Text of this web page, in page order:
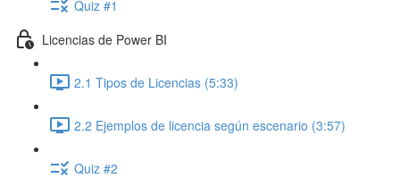
Quiz #1
Licencias de Power BI
2.1 Tipos de Licencias (5:33)
2.2 Ejemplos de licencia según escenario (3:57)
Quiz #2